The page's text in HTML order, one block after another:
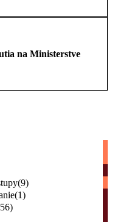
na Ministerstve
(9)
(1)